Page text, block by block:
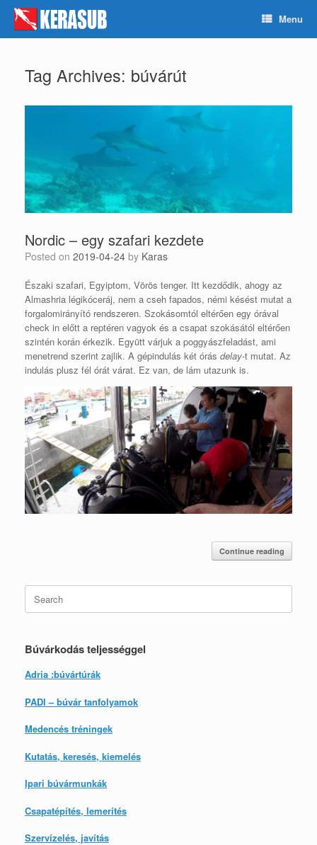
Skip
content
Menu
Tag Archives: búvárút
Nordic – egy szafari kezdete
Posted on 2019-04-24 by Karas
Északi szafari, Egyiptom, Vörös tenger. Itt kezdődik, ahogy az
Almashria légikóceráj, nem a cseh fapados, némi késést mutat a
forgalomirányító rendszeren. Szokásomtól eltérően egy órával
check in előtt a reptéren vagyok és a csapat szokásától eltérően
szintén korán érkezik. Együtt várjuk a poggyászfeladást, ami
menetrend szerint zajlik. A gépindulás két órás delay-t mutat. Az
indulás plusz fél órát várat. Ez van, de lám utazunk is.
Continue reading
Search
for:
Búvárkodás teljességgel
Adria :búvártúrák
PADI – búvár tanfolyamok
Medencés tréningek
Kutatás, keresés, kiemelés
Ipari búvármunkák
Csapatépítés, lemerítés
Szervízelés, javítás